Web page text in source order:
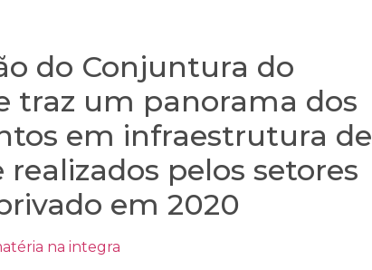
do Conjuntura do
traz um panorama dos
em infraestrutura de
pelos setores
em 2020
na integra